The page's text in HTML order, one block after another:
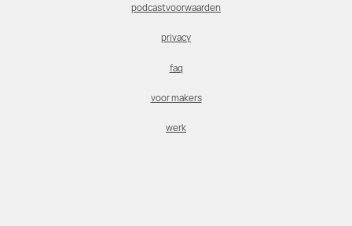
podcastvoorwaarden
privacy
faq
voor makers
werk